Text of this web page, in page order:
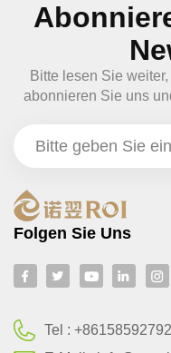
Bitte lesen Sie
abonnieren Sie uns
Folgen Sie Uns
Tel :